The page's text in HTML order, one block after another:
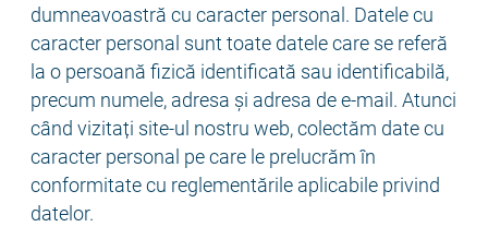
dumneavoastră cu caracter personal. Datele cu
caracter personal sunt toate datele care se referă
la o persoană fizică identificată sau identificabilă,
precum numele, adresa și adresa de e-mail. Atunci
când vizitați site-ul nostru web, colectăm date cu
caracter personal pe care le prelucrăm în
conformitate cu reglementările aplicabile privind
datelor.